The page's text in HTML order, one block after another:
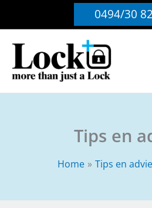
0494/30
Tips en
Home Tips en